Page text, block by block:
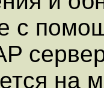
с
на